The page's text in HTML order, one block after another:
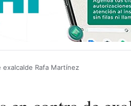
Rafa Martínez